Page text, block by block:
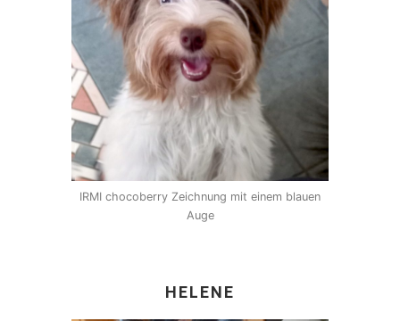
IRMI chocoberry Zeichnung mit einem blauen
Auge
HELENE